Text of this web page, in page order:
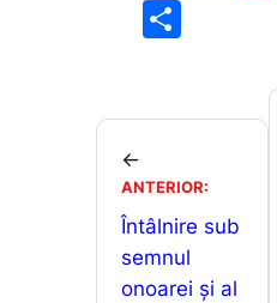
b
o
k
je
a
z
ă
←
ANTERIOR:
Întâlnire sub
semnul
onoarei și al